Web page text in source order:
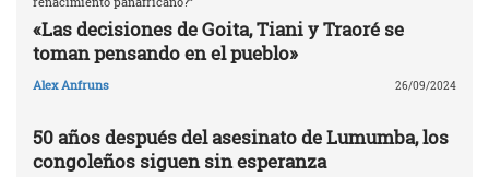
«Las decisiones de Goita, Tiani y Traoré se
toman pensando en el pueblo»
Alex Anfruns 26/09/2024
50 años después del asesinato de Lumumba, los
congoleños siguen sin esperanza